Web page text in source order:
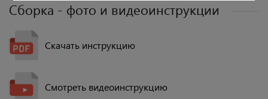
Сборка - фото и видеоинструкции
Скачать инструкцию
Смотреть видеоинструкцию